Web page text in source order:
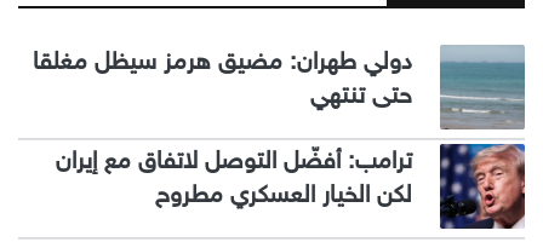
دولي طهران: مضيق هرمز سيظل مغلقا
حتى تنتهي
ترامب: أفضّل التوصل لاتفاق مع إيران
لكن الخيار العسكري مطروح